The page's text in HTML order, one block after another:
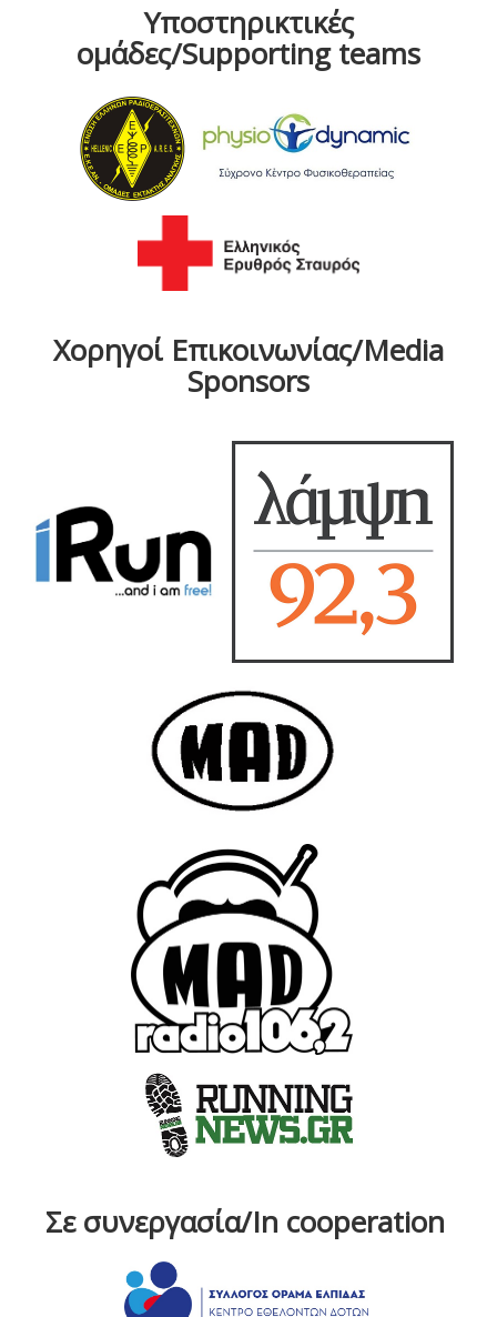
Υποστηρικτικές
ομάδες/Supporting teams
Χορηγοί Επικοινωνίας/Media
Sponsors
Σε συνεργασία/In cooperation